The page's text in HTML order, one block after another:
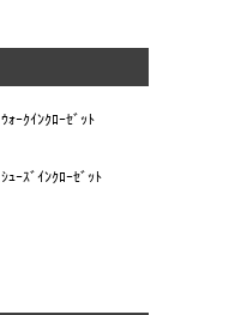
ｳｫｰｸｲﾝｸﾛｰｾﾞｯﾄ
ｼｭｰｽﾞｲﾝｸﾛｰｾﾞｯﾄ